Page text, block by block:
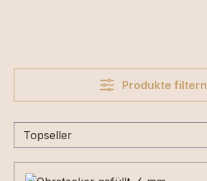
Produkte filtern